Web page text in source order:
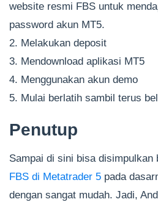
website resmi FBS untuk
password akun MT5.
2. Melakukan deposit
3. Mendownload aplikasi MT5
4. Menggunakan akun demo
5. Mulai berlatih sambil terus
Penutup
Sampai di sini bisa disimpulkan
FBS di Metatrader 5 pada
dengan sangat mudah. Jadi,